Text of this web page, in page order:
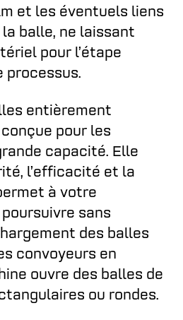
et les éventuels liens
balle, ne laissant
pour l’étape
processus.
entièrement
pour les
capacité. Elle
l’efficacité et la
à votre
sans
des balles
convoyeurs en
ouvre des balles de
ou rondes.